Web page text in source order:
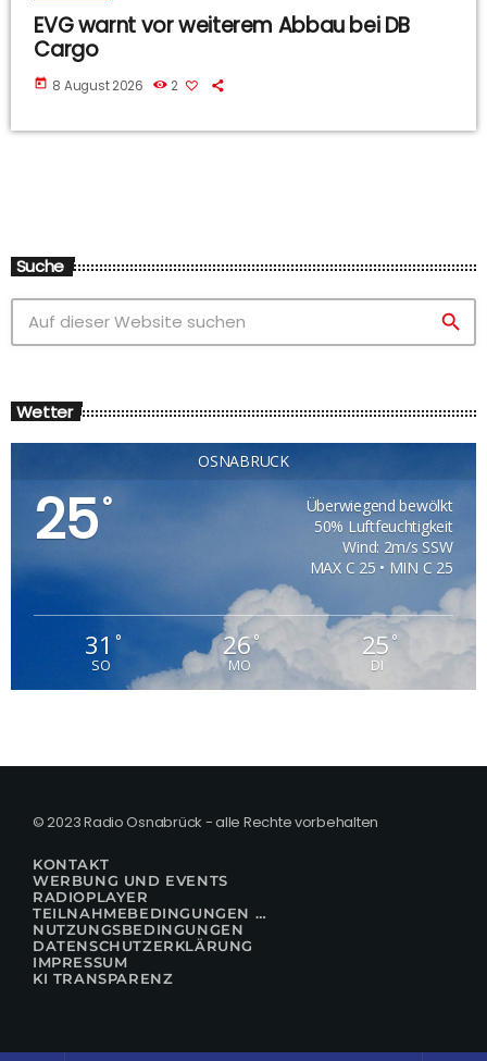
EVG warnt vor weiterem Abbau bei DB
Cargo
today 8 August 2026 2
Suche
search
Wetter
OSNABRÜCK
25°
Überwiegend bewölkt
50% Luftfeuchtigkeit
Wind: 2m/s SSW
MAX C 25 • MIN C 25
31 °
SO
26°
MO
25°
DI
© 2023 Radio Osnabrück - alle Rechte vorbehalten
KONTAKT
WERBUNG UND EVENTS
RADIOPLAYER
TEILNAHMEBEDINGUNGEN FÜR GEWINNSPIELE
NUTZUNGSBEDINGUNGEN
DATENSCHUTZERKLÄRUNG
IMPRESSUM
KI TRANSPARENZ